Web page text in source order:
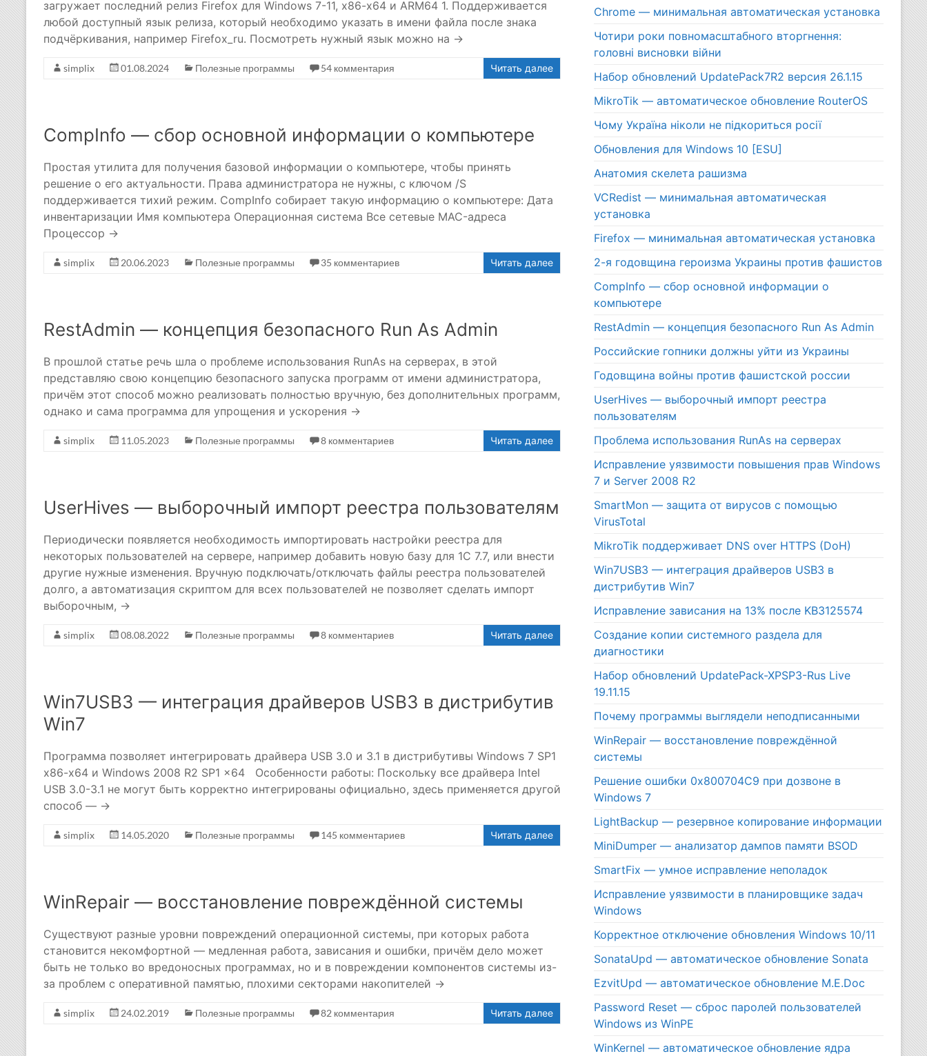
загружает последний релиз Firefox для Windows 7-11, x86-x64 и ARM64 1. Поддерживается
любой доступный язык релиза, который необходимо указать в имени файла после знака
подчёркивания, например Firefox_ru. Посмотреть нужный язык можно на →
simplix 01.08.2024 Полезные программы 54 комментария Читать далее
CompInfo — сбор основной информации о компьютере
Простая утилита для получения базовой информации о компьютере, чтобы принять
решение о его актуальности. Права администратора не нужны, с ключом /S
поддерживается тихий режим. CompInfo собирает такую информацию о компьютере: Дата
инвентаризации Имя компьютера Операционная система Все сетевые MAC-адреса
Процессор →
simplix 20.06.2023 Полезные программы 35 комментариев Читать далее
RestAdmin — концепция безопасного Run As Admin
В прошлой статье речь шла о проблеме использования RunAs на серверах, в этой
представляю свою концепцию безопасного запуска программ от имени администратора,
причём этот способ можно реализовать полностью вручную, без дополнительных программ,
однако и сама программа для упрощения и ускорения →
simplix 11.05.2023 Полезные программы 8 комментариев Читать далее
UserHives — выборочный импорт реестра пользователям
Периодически появляется необходимость импортировать настройки реестра для
некоторых пользователей на сервере, например добавить новую базу для 1C 7.7, или внести
другие нужные изменения. Вручную подключать/отключать файлы реестра пользователей
долго, а автоматизация скриптом для всех пользователей не позволяет сделать импорт
выборочным, →
simplix 08.08.2022 Полезные программы 8 комментариев Читать далее
Win7USB3 — интеграция драйверов USB3 в дистрибутив
Win7
Программа позволяет интегрировать драйвера USB 3.0 и 3.1 в дистрибутивы Windows 7 SP1
x86-x64 и Windows 2008 R2 SP1 x64 Особенности работы: Поскольку все драйвера Intel
USB 3.0-3.1 не могут быть корректно интегрированы официально, здесь применяется другой
способ — →
simplix 14.05.2020 Полезные программы 145 комментариев Читать далее
WinRepair — восстановление повреждённой системы
Существуют разные уровни повреждений операционной системы, при которых работа
становится некомфортной — медленная работа, зависания и ошибки, причём дело может
быть не только во вредоносных программах, но и в повреждении компонентов системы из-
за проблем с оперативной памятью, плохими секторами накопителей →
simplix 24.02.2019 Полезные программы 82 комментария Читать далее
Chrome — минимальная автоматическая установка
Чотири роки повномасштабного вторгнення:
головні висновки війни
Набор обновлений UpdatePack7R2 версия 26.1.15
MikroTik — автоматическое обновление RouterOS
Чому Україна ніколи не підкориться росії
Обновления для Windows 10 [ESU]
Анатомия скелета рашизма
VCRedist — минимальная автоматическая
установка
Firefox — минимальная автоматическая установка
2-я годовщина героизма Украины против фашистов
CompInfo — сбор основной информации о
компьютере
RestAdmin — концепция безопасного Run As Admin
Российские гопники должны уйти из Украины
Годовщина войны против фашистской россии
UserHives — выборочный импорт реестра
пользователям
Проблема использования RunAs на серверах
Исправление уязвимости повышения прав Windows
7 и Server 2008 R2
SmartMon — защита от вирусов с помощью
VirusTotal
MikroTik поддерживает DNS over HTTPS (DoH)
Win7USB3 — интеграция драйверов USB3 в
дистрибутив Win7
Исправление зависания на 13% после KB3125574
Создание копии системного раздела для
диагностики
Набор обновлений UpdatePack-XPSP3-Rus Live
19.11.15
Почему программы выглядели неподписанными
WinRepair — восстановление повреждённой
системы
Решение ошибки 0x800704C9 при дозвоне в
Windows 7
LightBackup — резервное копирование информации
MiniDumper — анализатор дампов памяти BSOD
SmartFix — умное исправление неполадок
Исправление уязвимости в планировщике задач
Windows
Корректное отключение обновления Windows 10/11
SonataUpd — автоматическое обновление Sonata
EzvitUpd — автоматическое обновление M.E.Doc
Password Reset — сброс паролей пользователей
Windows из WinPE
WinKernel — автоматическое обновление ядра